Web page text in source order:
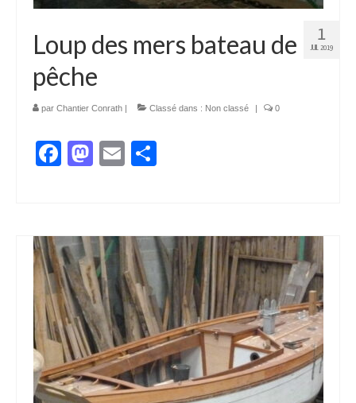
1
JUIL 2019
Loup des mers bateau de
pêche
par Chantier Conrath | Classé dans : Non classé | 0
Facebook
Mastodon
Email